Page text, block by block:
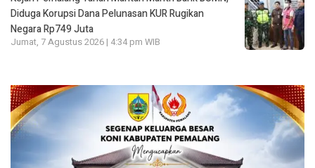
Diduga Korupsi Dana Pelunasan KUR Rugikan
Negara Rp749 Juta
Jumat, 7 Agustus 2026 | 4:34 pm WIB